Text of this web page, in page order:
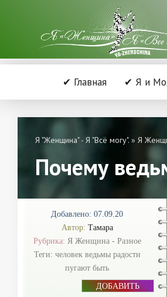
✔ Главная ✔ Я и
Я "Женщина" - Я "Всё могу". » Я
Почему
Добавлено: 07.09.20
Автор: Тамара
Рубрика: Я Женщина - Разное
Теги: человек ведьмы радости
пугают быть
ДОБАВИТЬ